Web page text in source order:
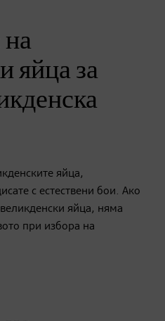
на
яйца за
яйца,
с естествени бои. Ако
яйца, няма
при избора на